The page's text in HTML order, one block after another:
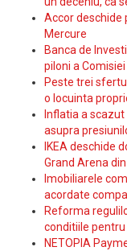
Accor deschide
Mercure
Banca de
piloni a
Peste trei
o locuinta
Inflatia a
asupra
IKEA deschide
Grand Arena
Imobiliarele
acordate
Reforma
conditiile
NETOPIA